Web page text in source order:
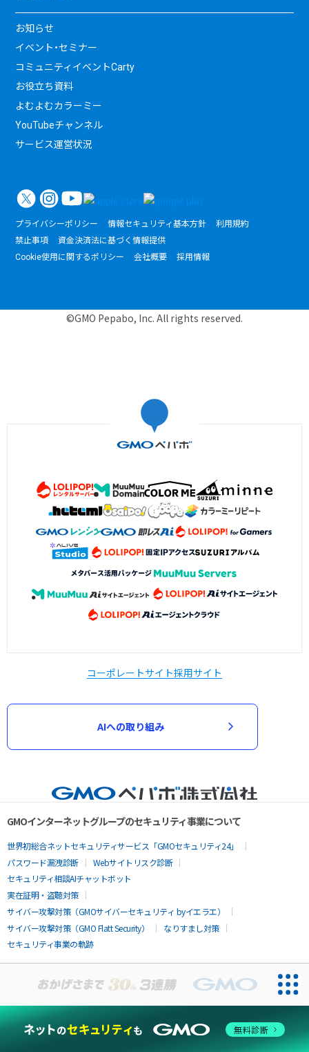
お知らせ
イベント・セミナー
コミュニティイベントCarty
お役立ち資料
よむよむカラーミー
YouTubeチャンネル
サービス運営状況
プライバシーポリシー 情報セキュリティ基本方針
利用規約
禁止事項
資金決済法に基づく情報提供
Cookie使用に関するポリシー
会社概要 採用情報
©GMO Pepabo, Inc. All rights reserved.
コーポレートサイト採用サイト
AIへの取り組み
GMOインターネットグループのセキュリティ事業について
世界初総合ネットセキュリティサービス「GMOセキュリティ24」
パスワード漏洩診断
Webサイトリスク診断
セキュリティ相談AIチャットボット
実在証明・盗聴対策
サイバー攻撃対策（GMOサイバーセキュリティ byイエラエ）
サイバー攻撃対策（GMO Flatt Security）
なりすまし対策
セキュリティ事業の軌跡
お問い合わせ
無料診断